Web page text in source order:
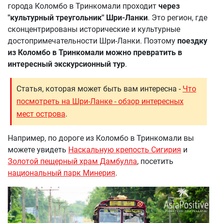
города Коломбо в Тринкомали проходит через
"культурный треугольник" Шри-Ланки. Это регион, где
сконцентрированы исторические и культурные
достопримечательности Шри-Ланки. Поэтому поездку
из Коломбо в Тринкомали можно превратить в
интересный экскурсионный тур.
Статья, которая может быть вам интересна - Что
посмотреть на Шри-Ланке - обзор интересных
мест острова.
Например, по дороге из Коломбо в Тринкомали вы
можете увидеть Наскальную крепость Сигирия и
Золотой пещерный храм Дамбулла, посетить
национальный парк Минерия.